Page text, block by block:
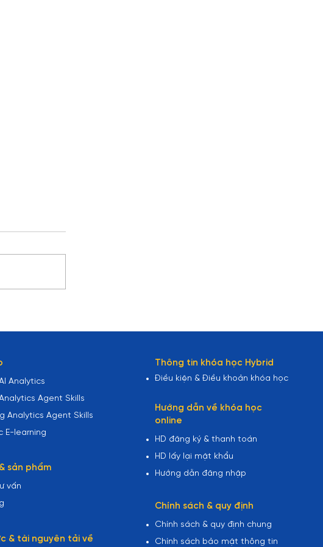
hay để luyện Executive
Analytics
Agent Skills
Analytics Agent Skills
E-learning
sản phẩm
vấn
& tài nguyên tải về
Thông tin khóa học Hybrid
Điều kiện & Điều khoản khóa học
Hướng dẫn về khóa học
online
HD đăng ký & thanh toán
HD lấy lại mật khẩu
Hướng dẫn đăng nhập
Chính sách & quy định
Chính sách & quy định chung
Chính sách bảo mật thông tin